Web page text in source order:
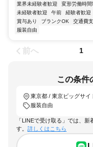
業界未経験者歓迎 変形労働時間
未経験者歓迎
午前 経験者歓迎
賞与あり
ブランクOK 交通費
服装自由
前へ 1
この条件
東京都 / 東京ビッグサイ
服装自由
「LINEで受け取る」では、
す。 詳しくはこちら